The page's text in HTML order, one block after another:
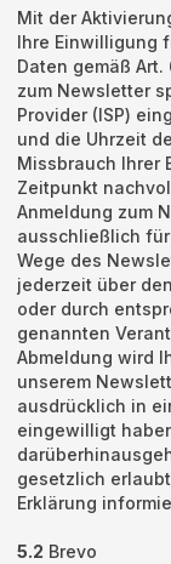
Mit der
Ihre Einwilligung
Daten gemäß Art.
zum Newsletter
Provider (ISP)
und die Uhrzeit
Missbrauch Ihrer
Zeitpunkt
Anmeldung zum
ausschließlich
Wege des
jederzeit über
oder durch
genannten
Abmeldung wird
unserem
ausdrücklich in
eingewilligt
gesetzlich
Erklärung
5.2 Brevo